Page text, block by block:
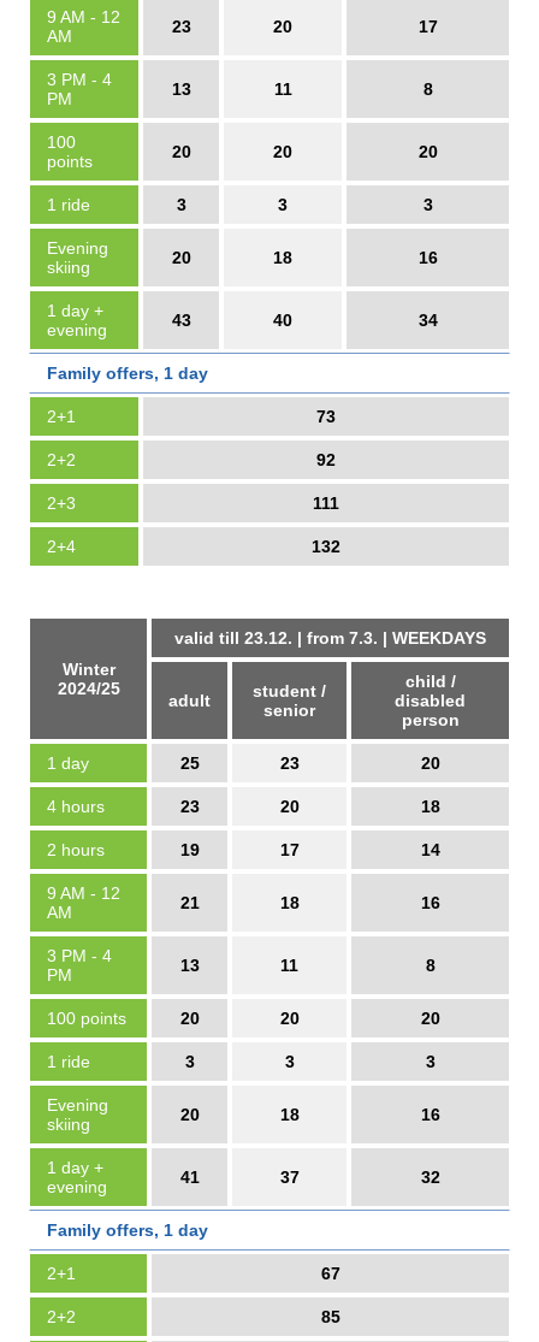
9 AM - 12
AM
23 20 17
3 PM - 4
PM
13 11 8
100
points
20 20 20
1 ride 3 3 3
Evening
skiing
20 18 16
1 day +
evening
43 40 34
Family offers, 1 day
2+1 73
2+2 92
2+3 111
2+4 132
Winter
2024/25
valid till 23.12. | from 7.3. | WEEKDAYS
adult
student /
senior
child /
disabled
person
1 day 25 23 20
4 hours 23 20 18
2 hours 19 17 14
9 AM - 12
AM
21 18 16
3 PM - 4
PM
13 11 8
100 points 20 20 20
1 ride 3 3 3
Evening
skiing
20 18 16
1 day +
evening
41 37 32
Family offers, 1 day
2+1 67
2+2 85